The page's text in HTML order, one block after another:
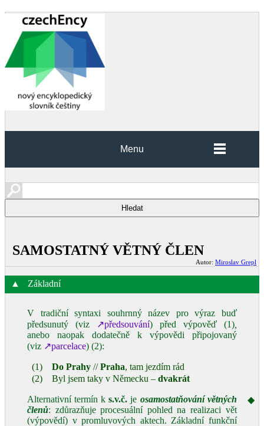
Menu
SAMOSTATNÝ VĚTNÝ ČLEN
Autor: Miroslav Grepl
▲ Základní
V tradiční syntaxi souhrnný název pro výraz buď
předsunutý (viz
↗předsouvání) před výpověď (1),
anebo naopak dodatečně k výpovědi připojovaný
(viz ↗parcelace) (2):
(1) Do Prahy //Praha, tam jezdím rád
(2)
Byl jsem taky v Německu – dvakrát
Alternativní termín ks.v.č. je osamostatňování větných
členů: zdůrazňuje procesuální pohled na realizaci vět
(výpovědí) v promluvových aktech. Základní funkční
◆